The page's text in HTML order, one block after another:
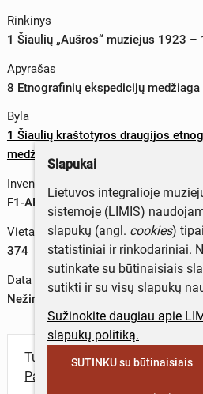
Rinkinys
1 Šiaulių „Aušros“ muziejus 1923 –
Apyrašas
8 Etnografinių ekspedicijų medžiaga
Byla
1 Šiaulių kraštotyros draugijos
medžiaga
Inventorinis numeris
F1-AP8-B1-L374
Vieta byloje
374
Data
Nežinoma data
Turite daugiau informacijos apie
Parašykite mums!
Slapukai
Lietuvos integralioje
sistemoje (LIMIS)
slapukų (angl. cookies)
statistiniai ir rinkodariniai.
sutinkate su būtinaisiais
sutikti ir su visų slapukų
Sužinokite daugiau apie
slapukų politiką.
SUTINKU su būtinaisiais